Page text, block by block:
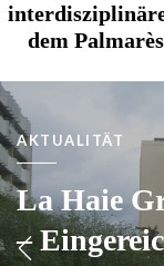
dem
AKTUALITÄT
La Haie
–